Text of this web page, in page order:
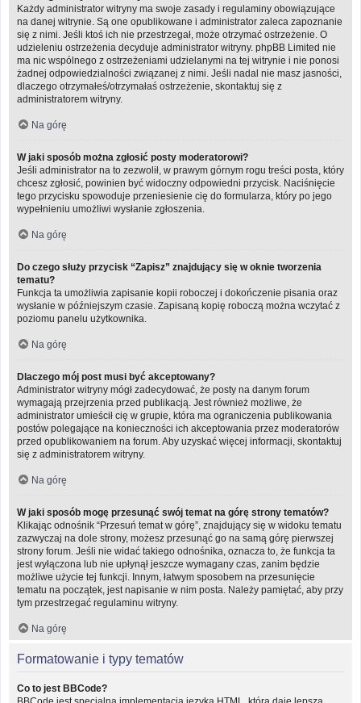
Każdy administrator witryny ma swoje zasady i regulaminy obowiązujące
na danej witrynie. Są one opublikowane i administrator zaleca zapoznanie
się z nimi. Jeśli ktoś ich nie przestrzegał, może otrzymać ostrzeżenie. O
udzieleniu ostrzeżenia decyduje administrator witryny. phpBB Limited nie
ma nic wspólnego z ostrzeżeniami udzielanymi na tej witrynie i nie ponosi
żadnej odpowiedzialności związanej z nimi. Jeśli nadal nie masz jasności,
dlaczego otrzymałeś/otrzymałaś ostrzeżenie, skontaktuj się z
administratorem witryny.
Na górę
W jaki sposób można zgłosić posty moderatorowi?
Jeśli administrator na to zezwolił, w prawym górnym rogu treści posta, który
chcesz zgłosić, powinien być widoczny odpowiedni przycisk. Naciśnięcie
tego przycisku spowoduje przeniesienie cię do formularza, który po jego
wypełnieniu umożliwi wysłanie zgłoszenia.
Na górę
Do czego służy przycisk “Zapisz” znajdujący się w oknie tworzenia
tematu?
Funkcja ta umożliwia zapisanie kopii roboczej i dokończenie pisania oraz
wysłanie w późniejszym czasie. Zapisaną kopię roboczą można wczytać z
poziomu panelu użytkownika.
Na górę
Dlaczego mój post musi być akceptowany?
Administrator witryny mógł zadecydować, że posty na danym forum
wymagają przejrzenia przed publikacją. Jest również możliwe, że
administrator umieścił cię w grupie, która ma ograniczenia publikowania
postów polegające na konieczności ich akceptowania przez moderatorów
przed opublikowaniem na forum. Aby uzyskać więcej informacji, skontaktuj
się z administratorem witryny.
Na górę
W jaki sposób mogę przesunąć swój temat na górę strony tematów?
Klikając odnośnik “Przesuń temat w górę”, znajdujący się w widoku tematu
zazwyczaj na dole strony, możesz przesunąć go na samą górę pierwszej
strony forum. Jeśli nie widać takiego odnośnika, oznacza to, że funkcja ta
jest wyłączona lub nie upłynął jeszcze wymagany czas, zanim będzie
możliwe użycie tej funkcji. Innym, łatwym sposobem na przesunięcie
tematu na początek, jest napisanie w nim posta. Należy pamiętać, aby przy
tym przestrzegać regulaminu witryny.
Na górę
Formatowanie i typy tematów
Co to jest BBCode?